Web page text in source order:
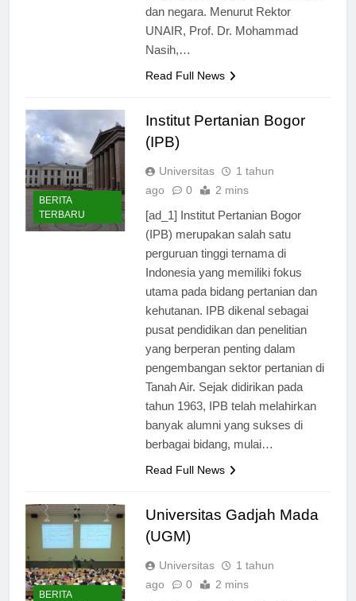
positif bagi perkembangan bangsa
dan negara. Menurut Rektor
UNAIR, Prof. Dr. Mohammad
BERITA
TERBARU
Institut Pertanian Bogor
(IPB)
Universitas
1 tahun
[ad_1] Institut Pertanian Bogor
(IPB) merupakan salah satu
perguruan tinggi ternama di
Indonesia yang memiliki fokus
utama pada bidang pertanian dan
kehutanan. IPB dikenal sebagai
pusat pendidikan dan penelitian
yang berperan penting dalam
pengembangan sektor pertanian di
Tanah Air. Sejak didirikan pada
tahun 1963, IPB telah melahirkan
banyak alumni yang sukses di
Universitas Gadjah Mada
(UGM)
Universitas
1 tahun